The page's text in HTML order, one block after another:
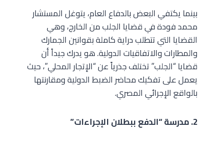
بينما يكتفي البعض بالدفاع العام، يتوغل المستشار
محمد فودة في قضايا الجلب من الخارج، وهي
القضايا التي تتطلب دراية كاملة بقوانين الجمارك
والمطارات والاتفاقيات الدولية. هو يدرك جيداً أن
قضايا “الجلب” تختلف جذرياً عن “الإتجار المحلي”، حيث
يعمل على تفكيك محاضر الضبط الدولية ومقارنتها
بالواقع الإجرائي المصري.
2. مدرسة “الدفع ببطلان الإجراءات”